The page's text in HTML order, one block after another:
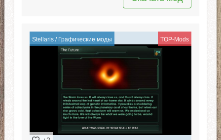
Stellaris/ Графические моды TOP-Mods